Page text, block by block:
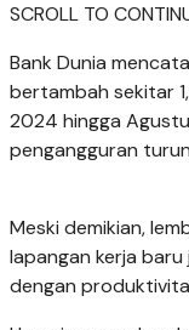
SCROLL TO
Bank Dunia
bertambah sekitar
2024 hingga
pengangguran
Meski demikian,
lapangan kerja
dengan